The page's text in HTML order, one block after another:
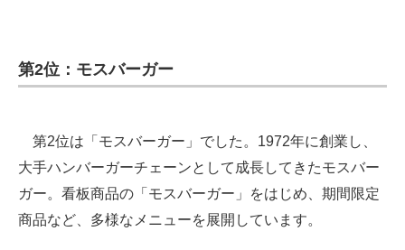
第2位：モスバーガー
第2位は「モスバーガー」でした。1972年に創業し、
大手ハンバーガーチェーンとして成長してきたモスバー
ガー。看板商品の「モスバーガー」をはじめ、期間限定
商品など、多様なメニューを展開しています。